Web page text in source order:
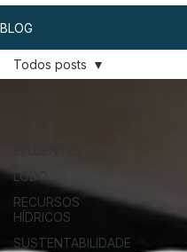
BLOG
LODO
RECURSOS
HÍDRICOS
SUSTENTABILIDADE
Todos posts